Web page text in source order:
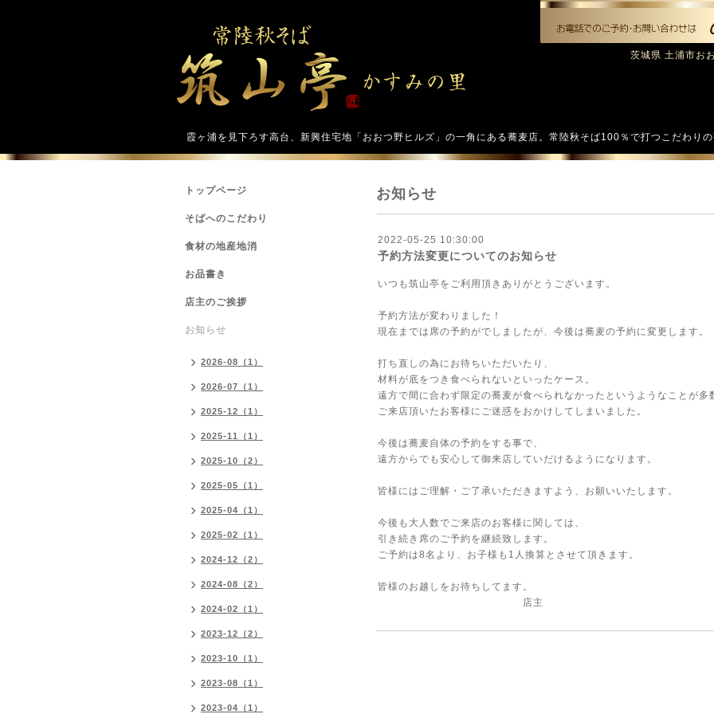
茨城県 土浦市お
霞ヶ浦を見下ろす高台、新興住宅地「おおつ野ヒルズ」の一角にある蕎麦店。常陸秋そば100％で打つこだわりの
お知らせ
2022-05-25 10:30:00
予約方法変更についてのお知らせ
いつも筑山亭をご利用頂きありがとうございます。
予約方法が変わりました！
現在までは席の予約がでしましたが、今後は蕎麦の予約に変更します。
打ち直しの為にお待ちいただいたり、
材料が底をつき食べられないといったケース。
遠方で間に合わず限定の蕎麦が食べられなかったというようなことが多
ご来店頂いたお客様にご迷惑をおかけしてしまいました。
今後は蕎麦自体の予約をする事で、
遠方からでも安心して御来店していだけるようになります。
皆様にはご理解・ご了承いただきますよう、お願いいたします。
今後も大人数でご来店のお客様に関しては、
引き続き席のご予約を継続致します。
ご予約は8名より、お子様も1人換算とさせて頂きます。
皆様のお越しをお待ちしてます。
店主
トップページ
そばへのこだわり
食材の地産地消
お品書き
店主のご挨拶
お知らせ
2026-08（1）
2026-07（1）
2025-12（1）
2025-11（1）
2025-10（2）
2025-05（1）
2025-04（1）
2025-02（1）
2024-12（2）
2024-08（2）
2024-02（1）
2023-12（2）
2023-10（1）
2023-08（1）
2023-04（1）